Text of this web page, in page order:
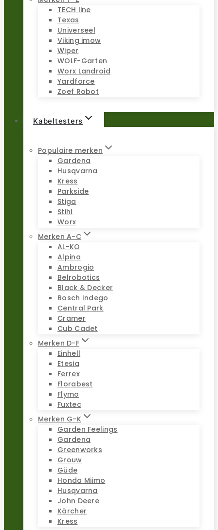
TECH line
Texas
Universeel
Viking imow
Wiper
WOLF-Garten
Worx Landroid
Yardforce
Zoef Robot
Kabeltesters
Populaire merken
Gardena
Husqvarna
Kress
Parkside
Stiga
Stihl
Worx
Merken A-C
AL-KO
Alpina
Ambrogio
Belrobotics
Black & Decker
Bosch Indego
Central Park
Cramer
Cub Cadet
Merken D-F
Einhell
Etesia
Ferrex
Florabest
Flymo
Fuxtec
Merken G-K
Garden Feelings
Gardena
Greenworks
Grouw
Güde
Honda Miimo
Husqvarna
John Deere
Kärcher
Kress